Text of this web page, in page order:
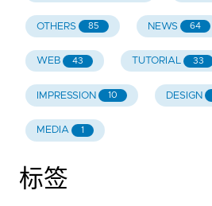
OTHERS 85 NEWS 64
WEB 43 TUTORIAL 33
IMPRESSION 10 DESIGN
MEDIA 1
标签